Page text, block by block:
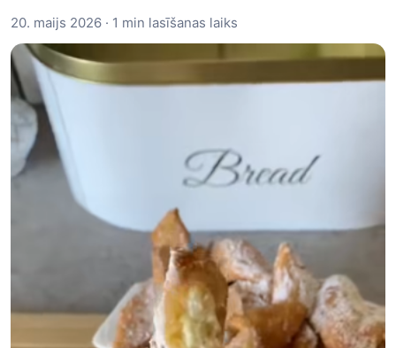
20. maijs 2026 · 1 min lasīšanas laiks